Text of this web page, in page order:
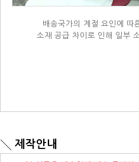
배송국가의 계절 요인에 따
소재 공급 차이로 인해 일부
제작안내